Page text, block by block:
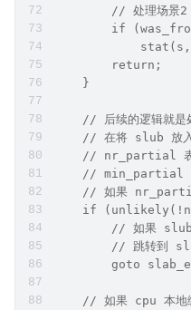
// 处理场景2
if
        return;
    }
// 后续的逻辑就
// 在将 slub 放
// nr_partial
// min_partial
// 如果
if
// 如果
// 跳转到
goto
// 如果 cpu 本